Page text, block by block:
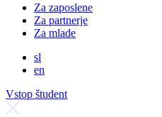
Za zaposlene
Za partnerje
Za mlade
sl
en
Vstop študent